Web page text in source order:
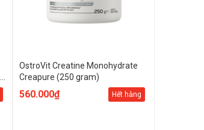
OstroVit Creatine Monohydrate
Creapure (250 gram)
560.000₫ Hết hàng